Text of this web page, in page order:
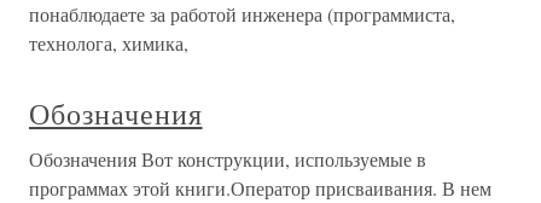
понаблюдаете за работой инженера (программиста,
технолога, химика,
Обозначения
Обозначения Вот конструкции, используемые в
программах этой книги.Оператор присваивания. В нем